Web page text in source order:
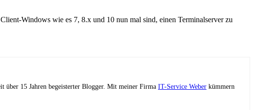
Windows wie es 7, 8.x und 10 nun mal sind, einen Terminalserver zu
über 15 Jahren begeisterter Blogger. Mit meiner Firma IT-Service Weber kümmern